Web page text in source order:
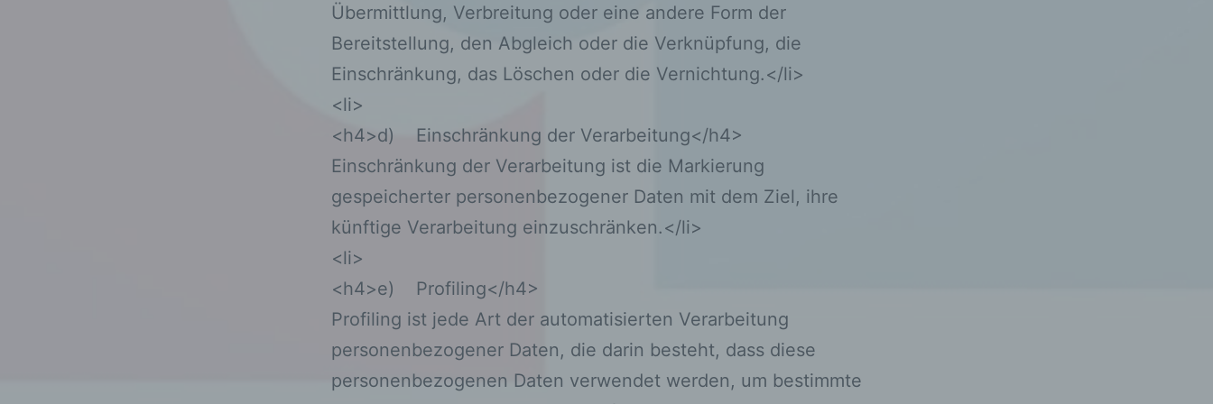
Übermittlung, Verbreitung oder eine andere Form der
Bereitstellung, den Abgleich oder die Verknüpfung, die
Einschränkung, das Löschen oder die Vernichtung.</li>
<li>
<h4>d) Einschränkung der Verarbeitung</h4>
Einschränkung der Verarbeitung ist die Markierung
gespeicherter personenbezogener Daten mit dem Ziel, ihre
künftige Verarbeitung einzuschränken.</li>
<li>
<h4>e) Profiling</h4>
Profiling ist jede Art der automatisierten Verarbeitung
personenbezogener Daten, die darin besteht, dass diese
personenbezogenen Daten verwendet werden, um bestimmte
personenbezogenen Daten wie das Erheben, das
Erfassen, die Organisation, das Ordnen, die
Speicherung, die Anpassung oder Veränderung, das
Auslesen, das Abfragen, die Verwendung, die
eine andere Form der Bereitstellung, den Abgleich
oder die Verknüpfung, die Einschränkung, das
Löschen oder die Vernichtung.
d) Einschränkung der Verarbeitung
Einschränkung der Verarbeitung ist die Markierung
gespeicherter personenbezogener Daten mit dem
Ziel, ihre künftige Verarbeitung einzuschränken.